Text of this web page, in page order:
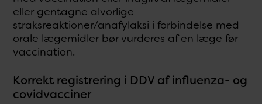
eller gentagne alvorlige
straksreaktioner/anafylaksi i forbindelse med
orale lægemidler bør vurderes af en læge før
vaccination.
Korrekt registrering i DDV af influenza- og
covidvacciner